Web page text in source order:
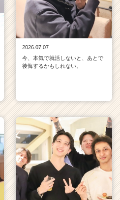
2026.07.07
今、本気で就活しないと、あとで
後悔するかもしれない。